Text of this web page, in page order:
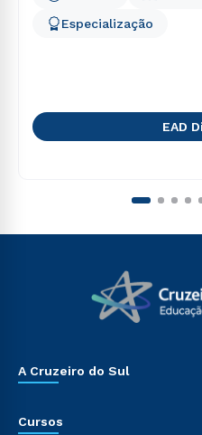
Especialização
EAD
A Cruzeiro do Sul
Cursos